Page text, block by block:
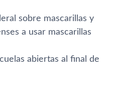
sobre mascarillas y
a usar mascarillas
abiertas al final de